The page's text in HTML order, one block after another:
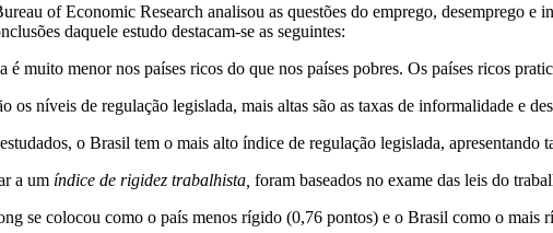
of Economic Research analisou as questões do emprego, desemprego
daquele estudo destacam-se as seguintes:
é muito menor nos países ricos do que nos países pobres. Os países ricos
os níveis de regulação legislada, mais altas são as taxas de informalidade e
o Brasil tem o mais alto índice de regulação legislada, apresentando
a um índice de rigidez trabalhista, foram baseados no exame das leis do
se colocou como o país menos rígido (0,76 pontos) e o Brasil como o mais